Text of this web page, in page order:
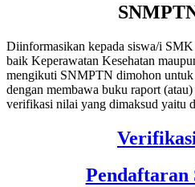
Diinformasikan kepada siswa/i
baik Keperawatan Kesehatan
mengikuti SNMPTN dimohon
dengan membawa buku raport
verifikasi nilai yang dimaksud yaitu
Pendaftaran